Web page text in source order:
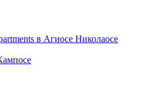
в Агиосе Николаосе